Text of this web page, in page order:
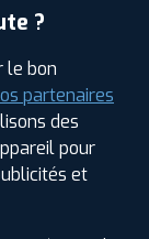
?
le bon
partenaires
des
pour
et